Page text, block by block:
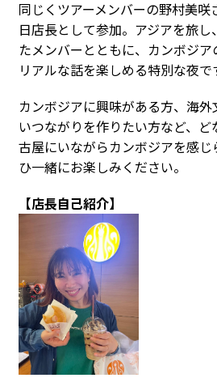
同じくツアーメンバーの野村美
日店長として参加。アジアを旅し
たメンバーとともに、カンボジ
リアルな話を楽しめる特別な夜で
カンボジアに興味がある方、海
いつながりを作りたい方など、
古屋にいながらカンボジアを感
ひ一緒にお楽しみください。
【店長自己紹介】